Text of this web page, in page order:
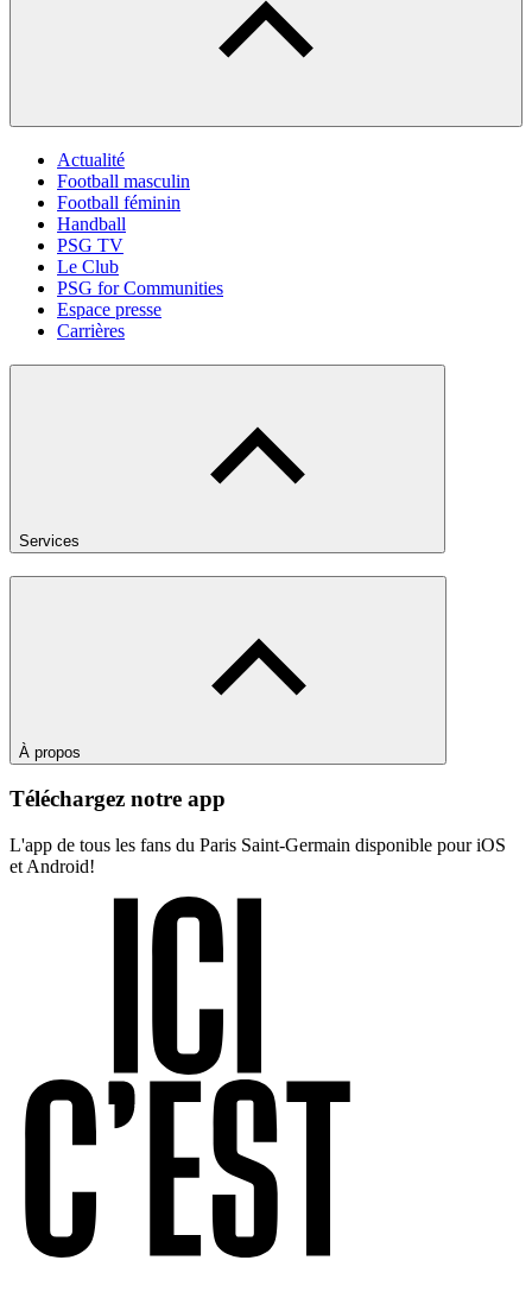
Actualité
Football masculin
Football féminin
Handball
PSG TV
Le Club
PSG for Communities
Espace presse
Carrières
Services
À propos
Téléchargez notre app
L'app de tous les fans du Paris Saint-Germain disponible pour iOS
et Android!